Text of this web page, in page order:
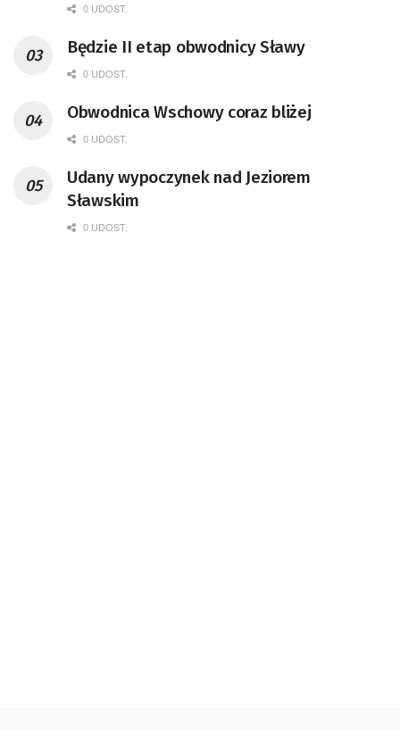
0 UDOST.
Będzie II etap obwodnicy Sławy
0 UDOST.
Obwodnica Wschowy coraz bliżej
0 UDOST.
Udany wypoczynek nad Jeziorem
Sławskim
0 UDOST.